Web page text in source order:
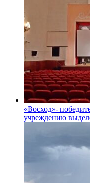
«Восход»-
учреждению